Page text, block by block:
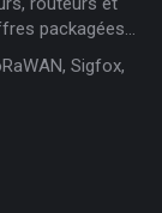
packagées…
Sigfox,